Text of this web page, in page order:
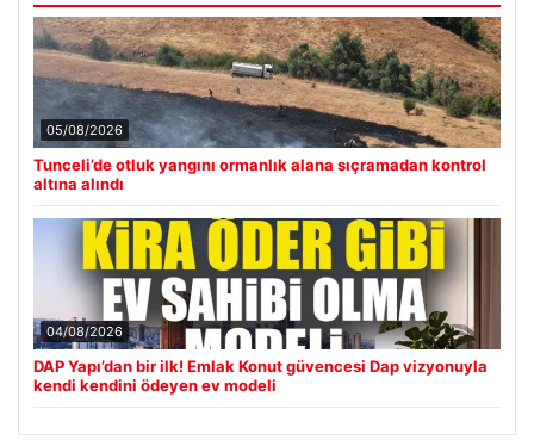
05/08/2026
Tunceli’de otluk yangını ormanlık alana sıçramadan kontrol
altına alındı
04/08/2026
DAP Yapı’dan bir ilk! Emlak Konut güvencesi Dap vizyonuyla
kendi kendini ödeyen ev modeli